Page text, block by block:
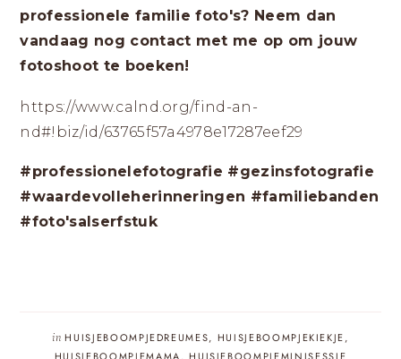
professionele familie foto's? Neem dan
vandaag nog contact met me op om jouw
fotoshoot te boeken!
https://www.calnd.org/find-an-
nd#!biz/id/63765f57a4978e17287eef29
#professionelefotografie #gezinsfotografie
#waardevolleherinneringen #familiebanden
#foto'salserfstuk
inHUISJEBOOMPJEDREUMES, HUISJEBOOMPJEKIEKJE,